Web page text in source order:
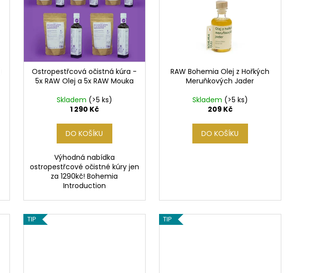
Ostropestřcová očistná kúra -
5x RAW Olej a 5x RAW Mouka
Skladem (>5 ks)
1 290 Kč
DO KOŠÍKU
Výhodná nabídka
ostropestřcové očistné kúry jen
za 1290kč! Bohemia
Introduction
RAW Bohemia Olej z Hořkých
Meruňkových Jader
Skladem (>5 ks)
209 Kč
DO KOŠÍKU
TIP TIP